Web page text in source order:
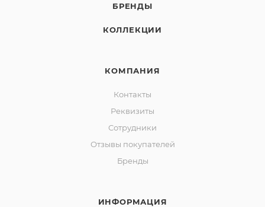
БРЕНДЫ
КОЛЛЕКЦИИ
КОМПАНИЯ
Контакты
Реквизиты
Сотрудники
Отзывы покупателей
Бренды
ИНФОРМАЦИЯ